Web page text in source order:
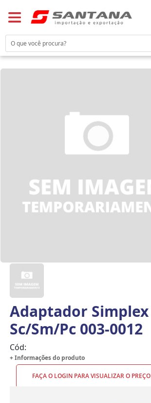
Adaptador Simplex
Sc/Sm/Pc 003-0012
Cód:
+ Informações do produto
FAÇA O LOGIN PARA VISUALIZAR O PREÇO